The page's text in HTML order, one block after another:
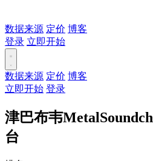
数据来源 定价 博客
登录 立即开始
数据来源 定价 博客
立即开始 登录
津巴布韦
台